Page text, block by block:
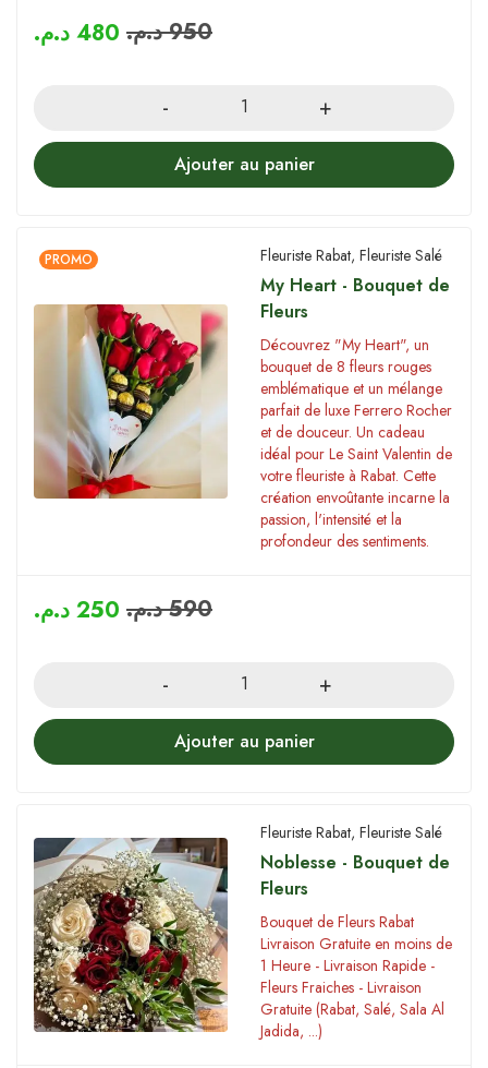
950 د.م. 480 د.م.
Ajouter au panier
PROMO Fleuriste Rabat, Fleuriste Salé
My Heart - Bouquet de
Fleurs
Découvrez "My Heart", un
bouquet de 8 fleurs rouges
emblématique et un mélange
parfait de luxe Ferrero Rocher
et de douceur. Un cadeau
idéal pour Le Saint Valentin de
votre fleuriste à Rabat. Cette
création envoûtante incarne la
passion, l'intensité et la
profondeur des sentiments.
590 د.م. 250 د.م.
Ajouter au panier
Fleuriste Rabat, Fleuriste Salé
Noblesse - Bouquet de
Fleurs
Bouquet de Fleurs Rabat
Livraison Gratuite en moins de
1 Heure - Livraison Rapide -
Fleurs Fraiches - Livraison
Gratuite (Rabat, Salé, Sala Al
Jadida, ...)